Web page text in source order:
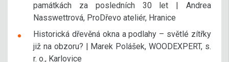
památkách za posledních 30 let | Andrea
Nasswettrová, ProDřevo ateliér, Hranice
Historická dřevěná okna a podlahy – světlé zítřky
již na obzoru? | Marek Polášek, WOODEXPERT, s.
r. o., Karlovice